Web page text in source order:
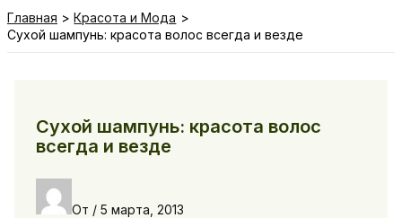
Главная
Красота и Мода
Сухой шампунь: красота волос всегда и везде
Сухой шампунь: красота волос
всегда и везде
От / 5 марта, 2013